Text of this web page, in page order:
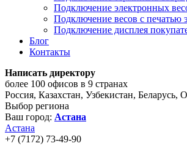
Подключение электронных
Подключение весов с печатью
Подключение дисплея
Блог
Контакты
Написать директору
более 100 офисов в 9 странах
Россия, Казахстан, Узбекистан,
Выбор региона
Ваш город: Астана
Астана
+7 (7172) 73-49-90